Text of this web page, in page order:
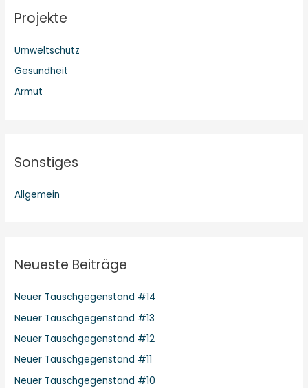
e
n
a
c
Projekte
Umweltschutz
Gesundheit
Armut
Sonstiges
Allgemein
Neueste Beiträge
Neuer Tauschgegenstand #14
Neuer Tauschgegenstand #13
Neuer Tauschgegenstand #12
Neuer Tauschgegenstand #11
Neuer Tauschgegenstand #10